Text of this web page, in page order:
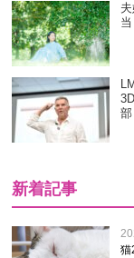
当
新着記事
猫